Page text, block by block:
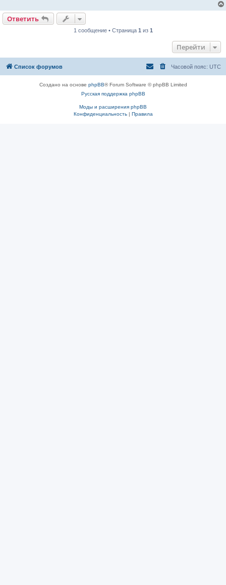
Ответить
1 сообщение • Страница 1 из 1
Перейти
Список форумов Часовой пояс: UTC
Создано на основе phpBB® Forum Software © phpBB Limited
Русская поддержка phpBB
Моды и расширения phpBB
Конфиденциальность| Правила